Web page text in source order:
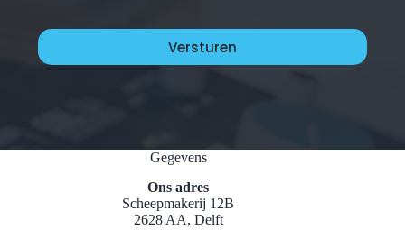
Gegevens
Ons adres
Scheepmakerij 12B
2628 AA, Delft